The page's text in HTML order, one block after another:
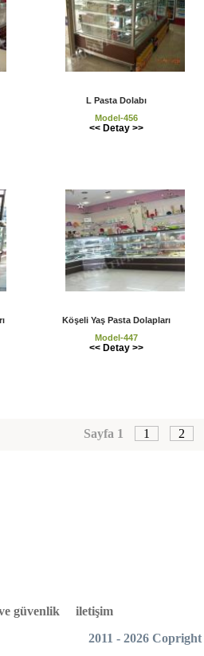
L Pasta Dolabı
Model-456
<< Detay >>
Köşeli Yaş Pasta Dolapları
Model-447
<< Detay >>
Sayfa 1 1 2
güvenlik
iletişim
2011 - 2026 Copright